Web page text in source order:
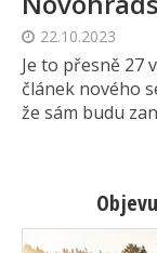
22.10.2023
Je to přesně 27
článek nového
že sám budu